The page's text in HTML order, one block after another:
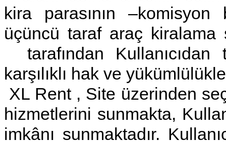
kira parasının
üçüncü taraf araç
tarafından Kullanıcıdan
karşılıklı hak ve
XL Rent , Site üzerinden
hizmetlerini sunmakta,
imkânı sunmaktadır.